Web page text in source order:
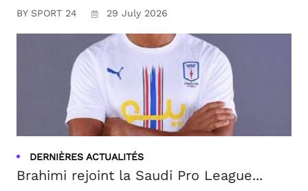
BY SPORT 24 29 July 2026
DERNIÈRES ACTUALITÉS
Brahimi rejoint la Saudi Pro League...